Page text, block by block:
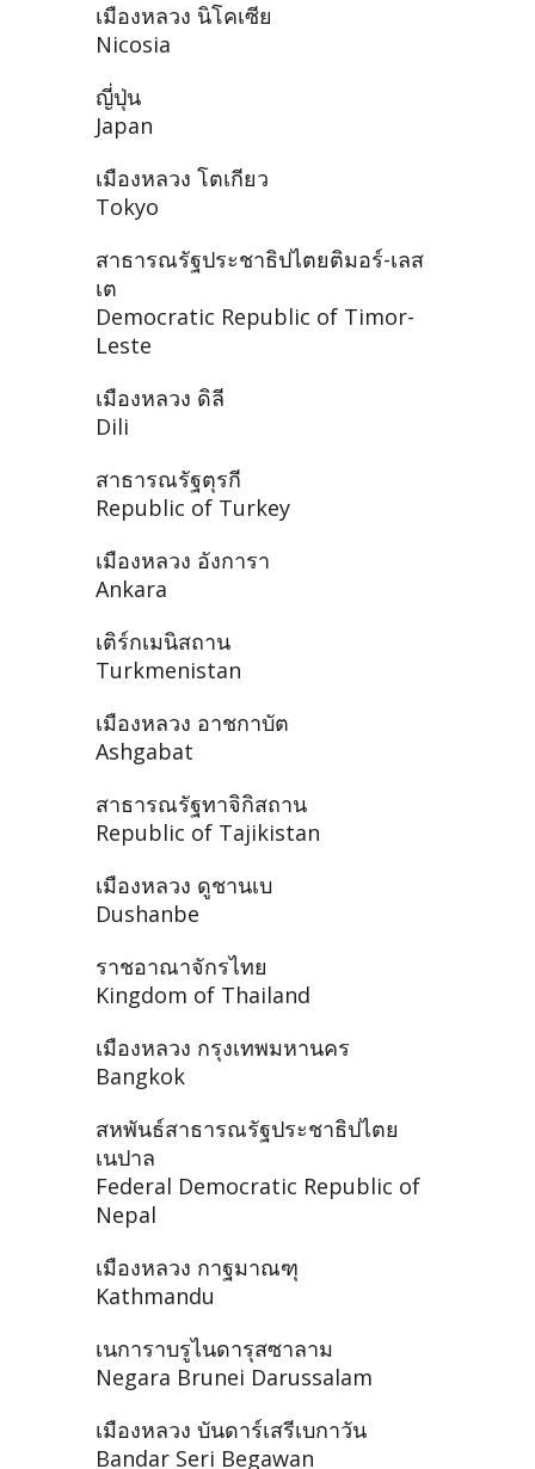
เมืองหลวง นิโคเซีย
Nicosia
ญี่ปุ่น
Japan
เมืองหลวง โตเกียว
Tokyo
สาธารณรัฐประชาธิปไตยติมอร์-เลส
เต
Democratic Republic of Timor-
Leste
เมืองหลวง ดิลี
Dili
สาธารณรัฐตุรกี
Republic of Turkey
เมืองหลวง อังการา
Ankara
เติร์กเมนิสถาน
Turkmenistan
เมืองหลวง อาชกาบัต
Ashgabat
สาธารณรัฐทาจิกิสถาน
Republic of Tajikistan
เมืองหลวง ดูชานเบ
Dushanbe
ราชอาณาจักรไทย
Kingdom of Thailand
เมืองหลวง กรุงเทพมหานคร
Bangkok
สหพันธ์สาธารณรัฐประชาธิปไตย
เนปาล
Federal Democratic Republic of
Nepal
เมืองหลวง กาฐมาณฑุ
Kathmandu
เนการาบรูไนดารุสซาลาม
Negara Brunei Darussalam
เมืองหลวง บันดาร์เสรีเบกาวัน
Bandar Seri Begawan